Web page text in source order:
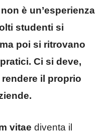
è un’esperienza
studenti si
poi si ritrovano
Ci si deve,
il proprio
vitae diventa il